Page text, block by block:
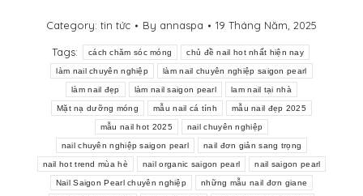
Category: tin tức By annaspa 19 Tháng Năm, 2025
Tags: cách chăm sóc móng chủ đề nail hot nhất hiện nay
làm nail chuyên nghiệp làm nail chuyên nghiệp saigon pearl
làm nail đẹp làm nail saigon pearl lam nail tại nhà
Mặt nạ dưỡng móng mẫu nail cá tính mẫu nail đẹp 2025
mẫu nail hot 2025 nail chuyên nghiệp
nail chuyên nghiệp saigon pearl nail đơn giản sang trọng
nail hot trend mùa hè nail organic saigon pearl nail saigon pearl
Nail Saigon Pearl chuyên nghiệp những mẫu nail đơn giane